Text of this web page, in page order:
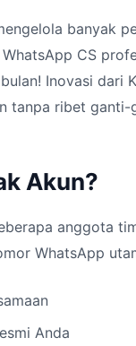
banyak
CS
Inovasi dari
tanpa ribet ganti-
Akun?
anggota
WhatsApp
Anda